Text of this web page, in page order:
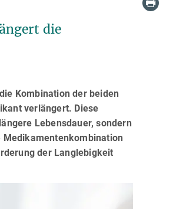
die
Kombination der beiden
verlängert. Diese
Lebensdauer, sondern
Medikamentenkombination
der Langlebigkeit